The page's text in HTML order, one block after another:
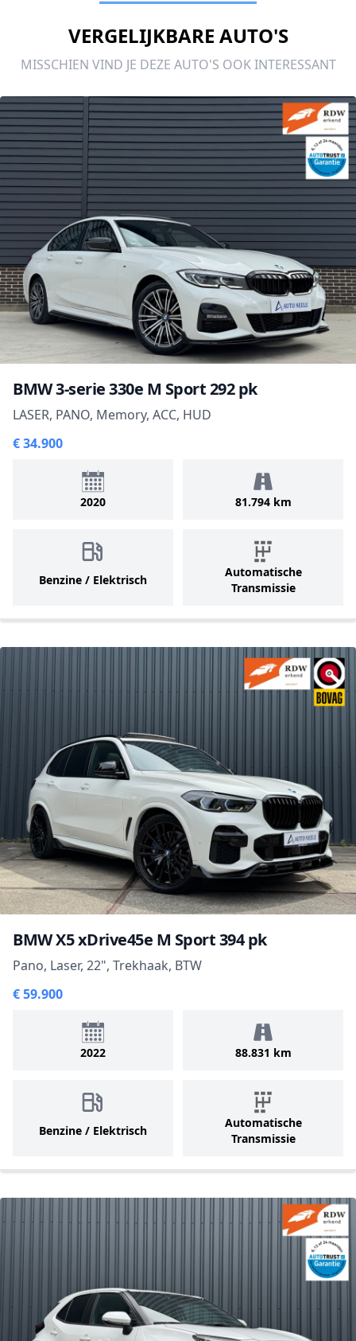
VERGELIJKBARE AUTO'S
MISSCHIEN VIND JE DEZE AUTO'S OOK INTERESSANT
BMW 3-serie 330e M Sport 292 pk
LASER, PANO, Memory, ACC, HUD
€ 34.900
2020 81.794 km
Benzine / Elektrisch
Automatische
Transmissie
BMW X5 xDrive45e M Sport 394 pk
Pano, Laser, 22", Trekhaak, BTW
€ 59.900
2022 88.831 km
Benzine / Elektrisch
Automatische
Transmissie